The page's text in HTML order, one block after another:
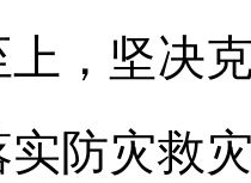
上，坚决
防灾救